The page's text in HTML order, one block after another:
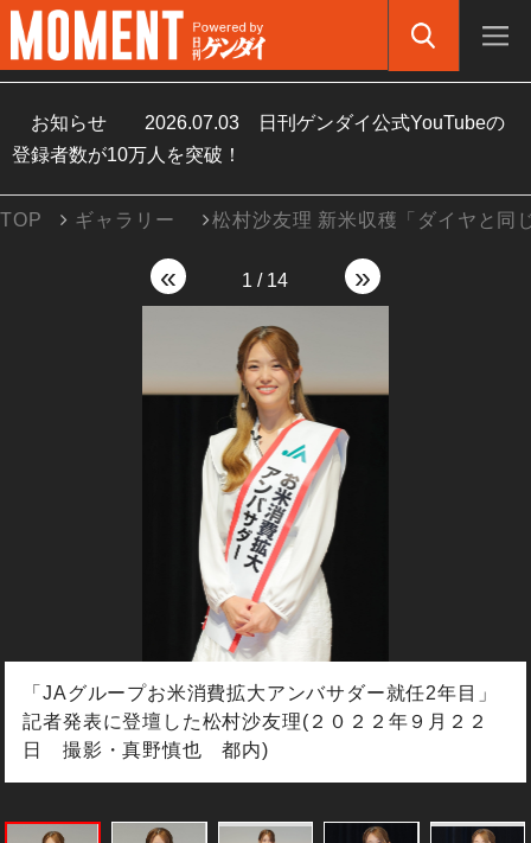
お知らせ 2026.07.03
日刊ゲンダイ公式YouTubeの
登録者数が10万人を突破！
TOP ギャラリー 松村沙友理 新米収穫「ダイヤと同
«
「JAグループお米消費拡大アンバサダー就任2年目」
記者発表に登壇した松村沙友理(２０２２年９月２２
日 撮影・真野慎也 都内)
»
1 / 14